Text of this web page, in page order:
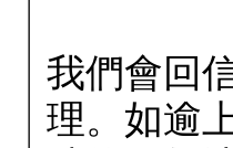
我們會回
理。如逾